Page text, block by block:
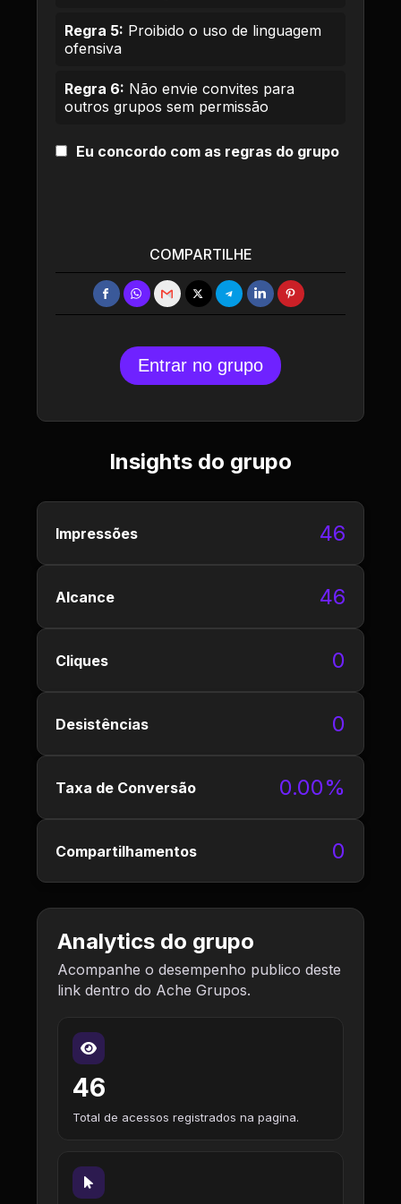
Regra 5: Proibido o uso de linguagem
ofensiva
Regra 6: Não envie convites para
outros grupos sem permissão
Eu concordo com as regras do grupo
COMPARTILHE
Entrar no grupo
Insights do grupo
Impressões 46
Alcance 46
Cliques 0
Desistências 0
Taxa de Conversão 0.00%
Compartilhamentos 0
Analytics do grupo
Acompanhe o desempenho publico deste
link dentro do Ache Grupos.
46
Total de acessos registrados na pagina.